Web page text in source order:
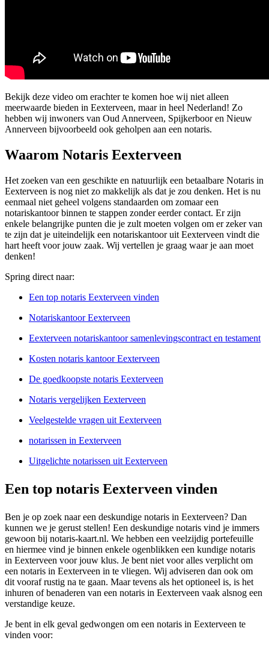
Bekijk deze video om erachter te komen hoe wij niet alleen
meerwaarde bieden in Eexterveen, maar in heel Nederland! Zo
hebben wij inwoners van Oud Annerveen, Spijkerboor en Nieuw
Annerveen bijvoorbeeld ook geholpen aan een notaris.
Waarom Notaris Eexterveen
Het zoeken van een geschikte en natuurlijk een betaalbare Notaris in
Eexterveen is nog niet zo makkelijk als dat je zou denken. Het is nu
eenmaal niet geheel volgens standaarden om zomaar een
notariskantoor binnen te stappen zonder eerder contact. Er zijn
enkele belangrijke punten die je zult moeten volgen om er zeker van
te zijn dat je uiteindelijk een notariskantoor uit Eexterveen vindt die
hart heeft voor jouw zaak. Wij vertellen je graag waar je aan moet
denken!
Spring direct naar:
Een top notaris Eexterveen vinden
Notariskantoor Eexterveen
Eexterveen notariskantoor samenlevingscontract en testament
Kosten notaris kantoor Eexterveen
De goedkoopste notaris Eexterveen
Notaris vergelijken Eexterveen
Veelgestelde vragen uit Eexterveen
notarissen in Eexterveen
Uitgelichte notarissen uit Eexterveen
Een top notaris Eexterveen vinden
Ben je op zoek naar een deskundige notaris in Eexterveen? Dan
kunnen we je gerust stellen! Een deskundige notaris vind je immers
gewoon bij notaris-kaart.nl. We hebben een veelzijdig portefeuille
en hiermee vind je binnen enkele ogenblikken een kundige notaris
in Eexterveen voor jouw klus. Je bent niet voor alles verplicht om
een notaris in Eexterveen in te vliegen. Wij adviseren dan ook om
dit vooraf rustig na te gaan. Maar tevens als het optioneel is, is het
inhuren of benaderen van een notaris in Eexterveen vaak alsnog een
verstandige keuze.
Je bent in elk geval gedwongen om een notaris in Eexterveen te
vinden voor: